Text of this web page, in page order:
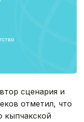
сценария и
отметил, что
кыпчакской